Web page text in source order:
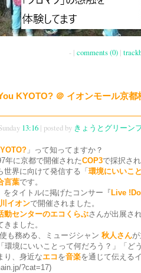
- | comments (0) |
KYOTO? ＠ イオンモール京都
13:16 | posted by きょうとグリーン
」って知ってますか？
年に京都で開催されたCOP3で採択さ
世界に向けて発信する「 環境にいいこ
言葉です。
をタイトルに掲げたコンサー『 Live
イオンで開催されました。
動センターのエコくらぶさんが出展さ
ました。
も務める、ミュージシャン 秋人さん
環境にいいことって何だろう？」「ど
り、身近なエコ を音楽を通じて伝える
?cat=17)